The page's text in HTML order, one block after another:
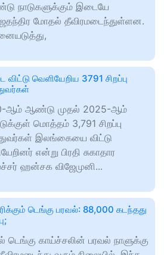
நாடுகளுக்கும் இடையே
மோதல் தீவிரமடைந்துள்ளன.
விட்டு வெளியேறிய 3791 சிறப்பு
ஆம் ஆண்டு முதல் 2025-ஆம்
மொத்தம் 3,791 சிறப்பு
இலங்கையை விட்டு
என்று பிரதி சுகாதார
ஹன்சக விஜேமுனி...
டெங்கு பரவல்: 88,000 கடந்தது
டெங்கு காய்ச்சலின் பரவல் நாளுக்கு